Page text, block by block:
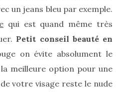
un jeans bleu par exemple.
qui est quand même très
Petit conseil beauté en
on évite absolument le
meilleure option pour une
votre visage reste le nude